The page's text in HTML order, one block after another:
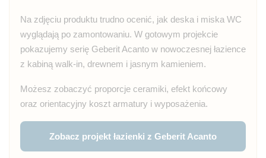
Na zdjęciu produktu trudno ocenić, jak deska i miska WC
wyglądają po zamontowaniu. W gotowym projekcie
pokazujemy serię Geberit Acanto w nowoczesnej łazience
z kabiną walk-in, drewnem i jasnym kamieniem.
Możesz zobaczyć proporcje ceramiki, efekt końcowy
oraz orientacyjny koszt armatury i wyposażenia.
Zobacz projekt łazienki z Geberit Acanto